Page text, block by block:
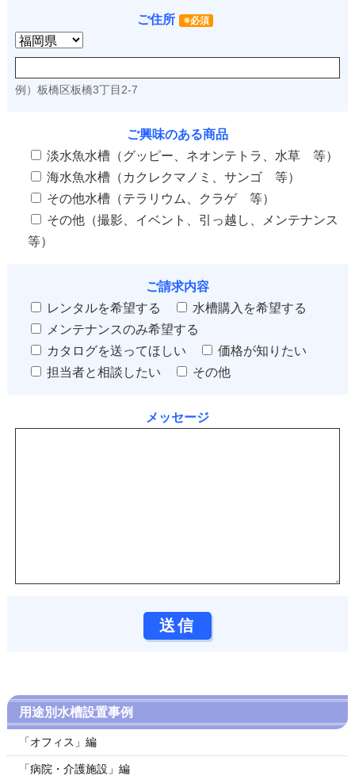
ご住所 ※必須
例）板橋区板橋3丁目2-7
ご興味のある商品
淡水魚水槽（グッピー、ネオンテトラ、水草 等）
海水魚水槽（カクレクマノミ、サンゴ 等）
その他水槽（テラリウム、クラゲ 等）
その他（撮影、イベント、引っ越し、メンテナンス
等）
ご請求内容
レンタルを希望する
水槽購入を希望する
メンテナンスのみ希望する
カタログを送ってほしい
価格が知りたい
担当者と相談したい
その他
メッセージ
用途別水槽設置事例
「オフィス」編
「病院・介護施設」編